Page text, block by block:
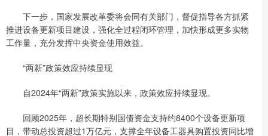
下一步，国家发展改革委将会同有关部门，督促指导各方抓紧
推进设备更新项目建设，强化全过程闭环管理，加快形成更多实物
工作量，充分发挥中央资金使用效益。
“两新”政策效应持续显现
自2024年“两新”政策实施以来，政策效应持续显现。
回顾2025年，超长期特别国债资金支持约8400个设备更新项
目，带动总投资超过1万亿元，支撑全年设备工器具购置投资同比增